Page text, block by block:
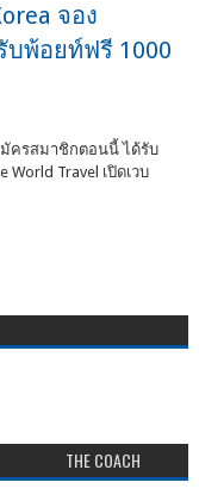
จอง
บพ้อยท์ฟรี 1000
มัครสมาชิกตอนนี้ ได้รับ
Travel เปิดเวบ
THE COACH